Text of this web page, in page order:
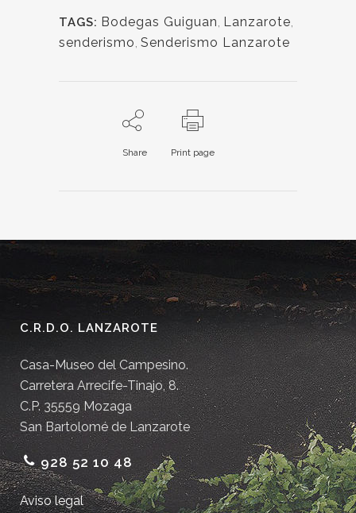
TAGS: Bodegas Guiguan, Lanzarote,
senderismo, Senderismo Lanzarote
Share Print page
C.R.D.O. LANZAROTE
Casa-Museo del Campesino.
Carretera Arrecife-Tinajo, 8.
C.P. 35559 Mozaga
San Bartolomé de Lanzarote
928 52 10 48
Aviso legal